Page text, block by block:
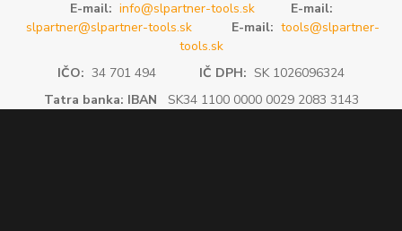
E-mail: info@slpartner-tools.sk
E-mail:
slpartner@slpartner-tools.sk
E-mail: tools@slpartner-
tools.sk
IČO: 34 701 494 IČ DPH: SK 1026096324
Tatra banka: IBAN SK34 1100 0000 0029 2083 3143